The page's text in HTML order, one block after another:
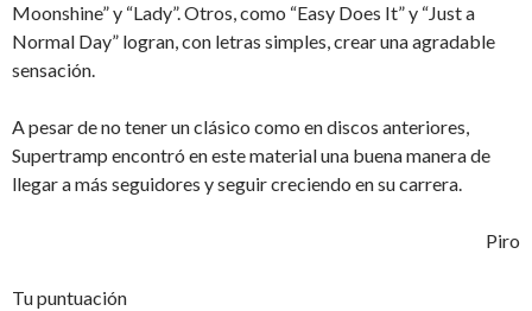
Moonshine” y “Lady”. Otros, como “Easy Does It” y “Just a
Normal Day” logran, con letras simples, crear una agradable
sensación.
A pesar de no tener un clásico como en discos anteriores,
Supertramp encontró en este material una buena manera de
llegar a más seguidores y seguir creciendo en su carrera.
Piro
Tu puntuación